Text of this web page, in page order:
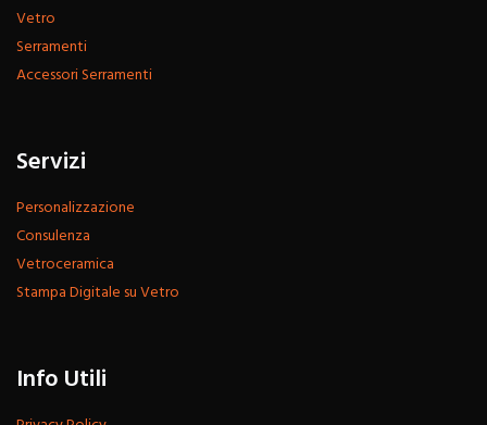
Vetro
Serramenti
Accessori Serramenti
Servizi
Personalizzazione
Consulenza
Vetroceramica
Stampa Digitale su Vetro
Info Utili